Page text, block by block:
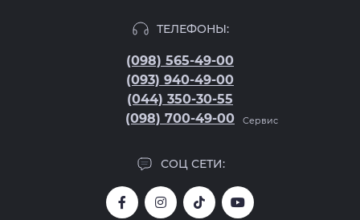
ТЕЛЕФОНЫ:
(098) 565-49-00
(093) 940-49-00
(044) 350-30-55
(098) 700-49-00
Сервис
СОЦ СЕТИ: